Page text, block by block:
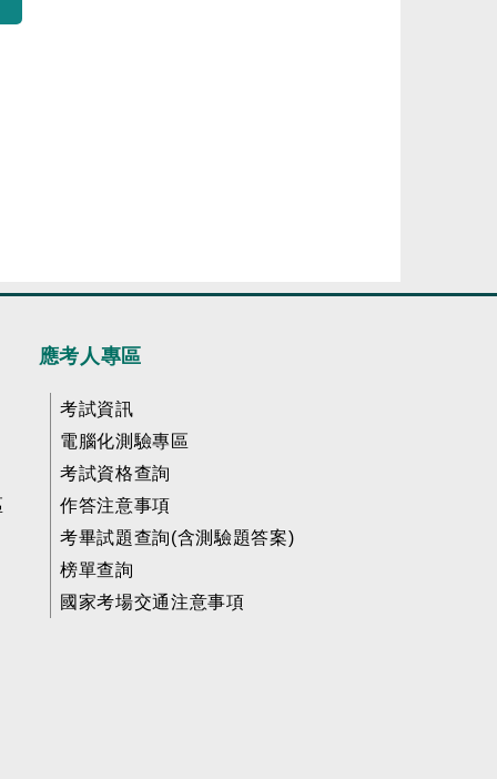
應考人專區
考試資訊
電腦化測驗專區
考試資格查詢
作答注意事項
考畢試題查詢(含測驗題答案)
榜單查詢
國家考場交通注意事項